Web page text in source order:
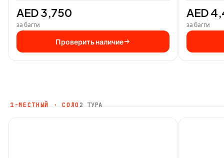
AED 3,750
за багги
Проверить наличие
AED
за багги
1-МЕСТНЫЙ · СОЛО2 ТУРА